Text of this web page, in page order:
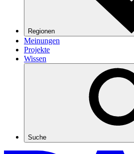
Regionen
Meinungen
Projekte
Wissen
Suche